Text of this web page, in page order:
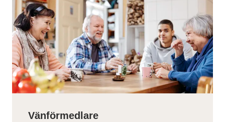
Vänförmedlare